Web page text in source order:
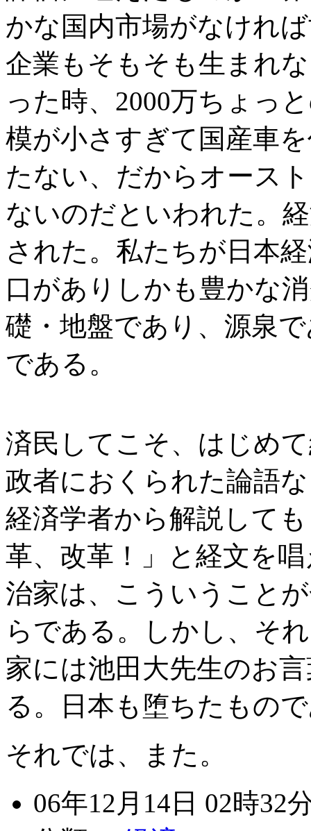
かな国内市場がなけれ
企業もそもそも生まれ
った時、2000万ちょっ
模が小さすぎて国産車
たない、だからオース
ないのだといわれた。
された。私たちが日本
口がありしかも豊かな
礎・地盤であり、源泉
である。
済民してこそ、はじめ
政者におくられた論語
経済学者から解説して
革、改革！」と経文を
治家は、こういうこと
らである。しかし、そ
家には池田大先生のお
る。日本も堕ちたもの
それでは、また。
06年12月14日 02時32